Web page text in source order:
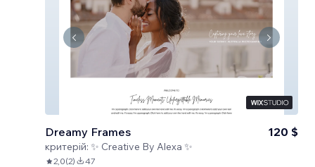
Dreamy Frames
критерій: ✨ Creative By Alexa ✨
120 $
2,0(2) 47